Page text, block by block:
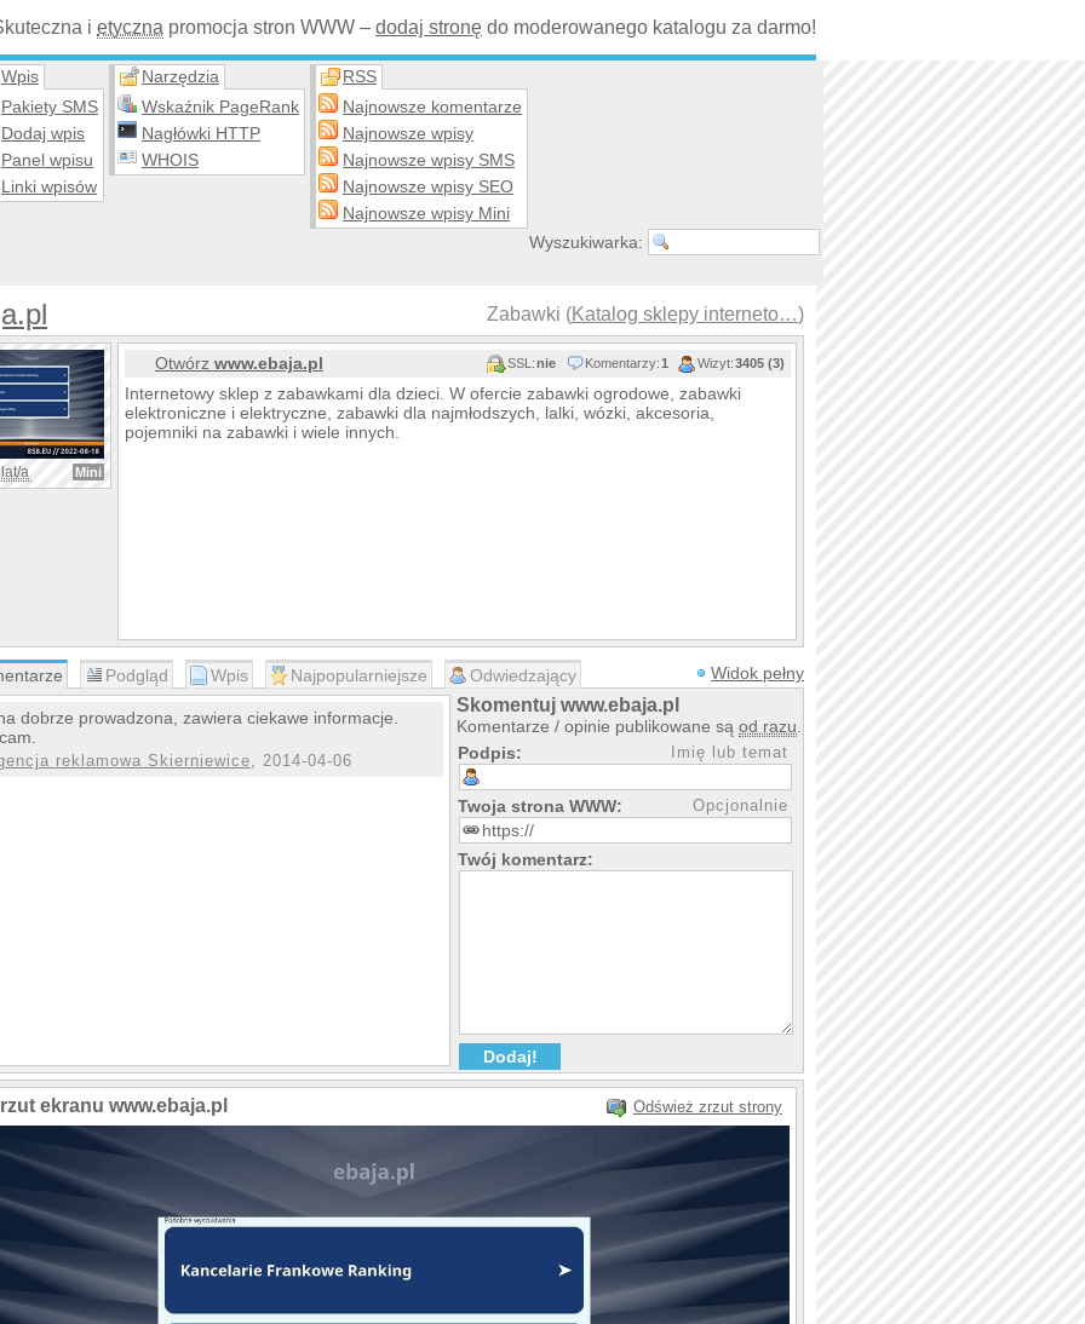
i etyczna promocja stron WWW – dodaj stronę do moderowanego katalogu za darmo!
Wpis
Pakiety SMS
Dodaj wpis
Panel wpisu
Linki wpisów
Narzędzia
Wskaźnik PageRank
Nagłówki HTTP
WHOIS
RSS
Najnowsze komentarze
Najnowsze wpisy
Najnowsze wpisy SMS
Najnowsze wpisy SEO
Najnowsze wpisy Mini
Wyszukiwarka:
Zabawki (Katalog sklepy interneto…)
a Mini
Otwórz www.ebaja.pl SSL:nie Komentarzy:1 Wizyt:3405 (3)
Internetowy sklep z zabawkami dla dzieci. W ofercie zabawki ogrodowe, zabawki
elektroniczne i elektryczne, zabawki dla najmłodszych, lalki, wózki, akcesoria,
pojemniki na zabawki i wiele innych.
Podgląd Wpis Najpopularniejsze Odwiedzający Widok pełny
dobrze prowadzona, zawiera ciekawe informacje.
reklamowa Skierniewice, 2014-04-06
Skomentuj www.ebaja.pl
Komentarze / opinie publikowane są od razu
Podpis:
Imię lub temat
Twoja strona WWW: Opcjonalnie
Twój komentarz:
ekranu www.ebaja.pl Odśwież zrzut strony